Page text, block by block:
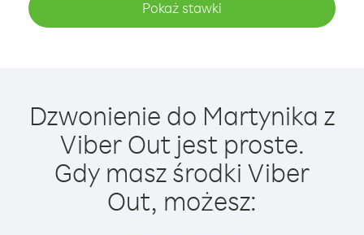
Pokaż stawki
Dzwonienie do Martynika z
Viber Out jest proste.
Gdy masz środki Viber
Out, możesz: